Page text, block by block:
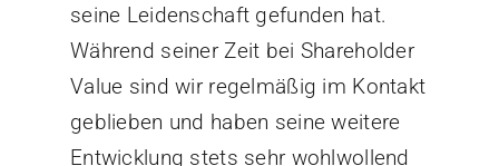
seine Leidenschaft gefunden hat.
Während seiner Zeit bei Shareholder
Value sind wir regelmäßig im Kontakt
geblieben und haben seine weitere
Entwicklung stets sehr wohlwollend